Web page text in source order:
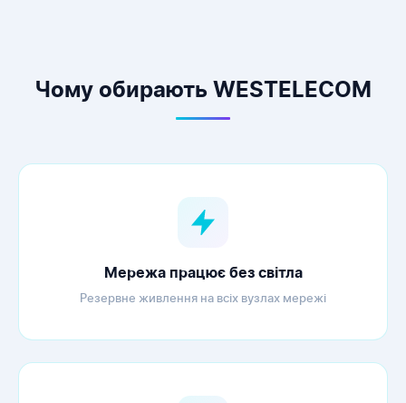
Чому обирають WESTELECOM
Мережа працює без світла
Резервне живлення на всіх вузлах мережі